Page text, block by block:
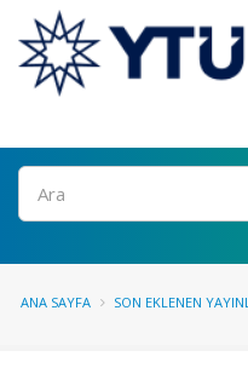
Ara
ANA SAYFA SON EKLENEN